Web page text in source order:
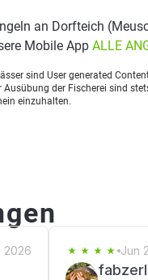
an Dorfteich
Mobile App ALLE
sind User generated
Ausübung der Fischerei sind
einzuhalten.
2026 Jun